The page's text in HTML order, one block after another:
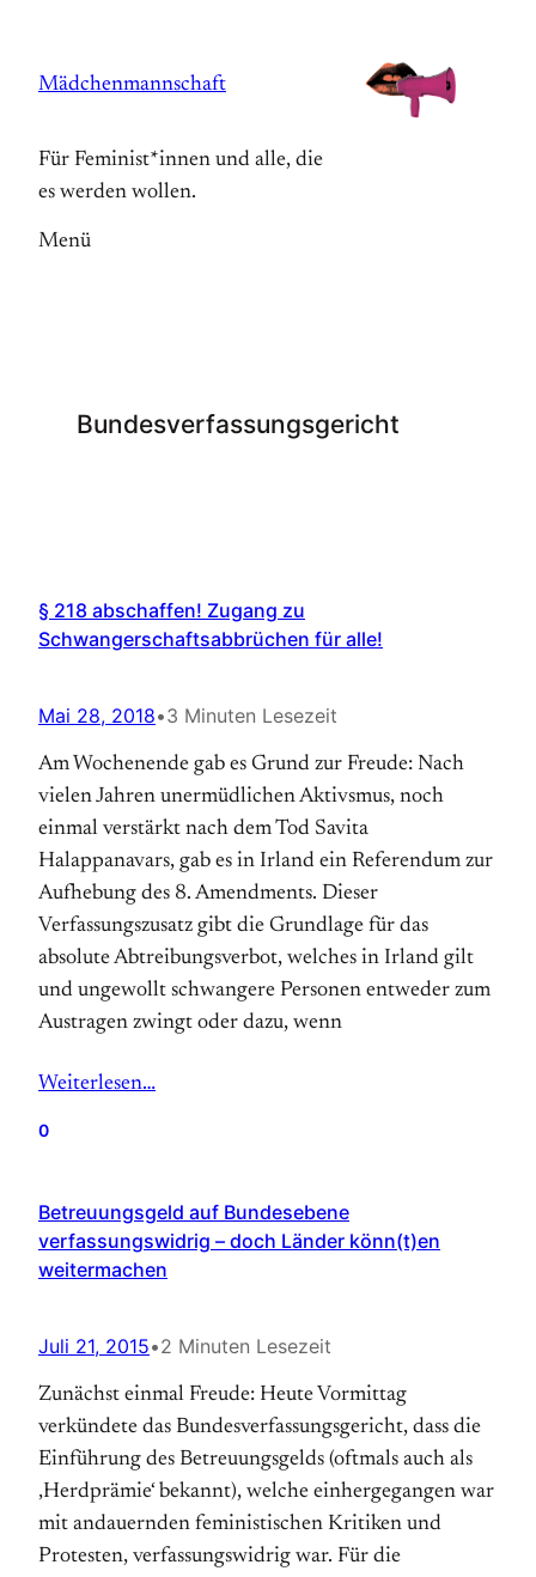
springen
Mädchenmannschaft
Für Feminist*innen und alle, die
es werden wollen.
Menü
Bundesverfassungsgericht
§ 218 abschaffen! Zugang zu
Schwangerschaftsabbrüchen für alle!
Mai 28, 2018•3 Minuten Lesezeit
Am Wochenende gab es Grund zur Freude: Nach
vielen Jahren unermüdlichen Aktivsmus, noch
einmal verstärkt nach dem Tod Savita
Halappanavars, gab es in Irland ein Referendum zur
Aufhebung des 8. Amendments. Dieser
Verfassungszusatz gibt die Grundlage für das
absolute Abtreibungsverbot, welches in Irland gilt
und ungewollt schwangere Personen entweder zum
Austragen zwingt oder dazu, wenn
Weiterlesen…
0
Betreuungsgeld auf Bundesebene
verfassungswidrig – doch Länder könn(t)en
weitermachen
Juli 21, 2015•2 Minuten Lesezeit
Zunächst einmal Freude: Heute Vormittag
verkündete das Bundesverfassungsgericht, dass die
Einführung des Betreuungsgelds (oftmals auch als
‚Herdprämie‘ bekannt), welche einhergegangen war
mit andauernden feministischen Kritiken und
Protesten, verfassungswidrig war. Für die